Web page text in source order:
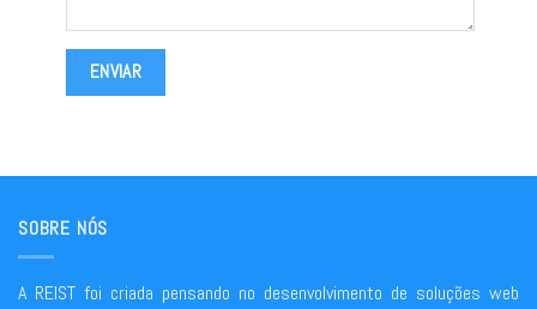
SOBRE NÓS
A REIST foi criada pensando no desenvolvimento de soluções web